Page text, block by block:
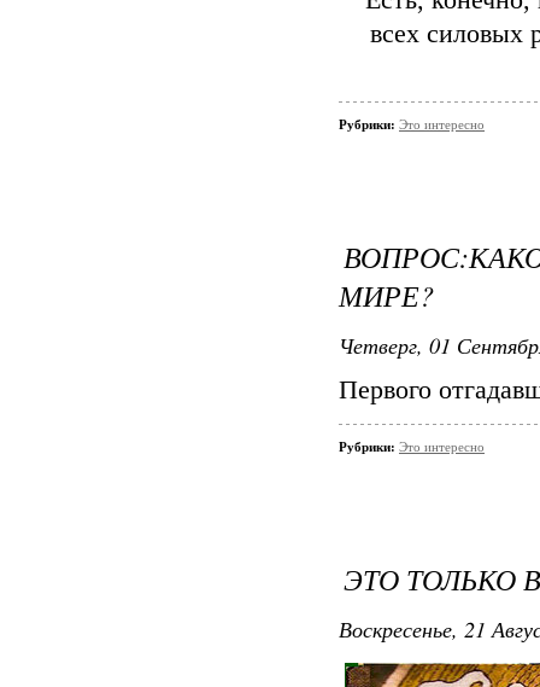
всех силовых
Рубрики: Это интересно
МИРЕ?
Четверг, 01
Первого
Рубрики: Это интересно
ЭТО ТОЛЬКО
Воскресенье, 21